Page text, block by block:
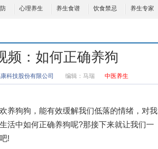
心理养生 养生食谱 饮食禁忌 养生专家
频：如何正确养狗
科技股份有限公司 编辑： 马瑞 中医养生
养狗狗，能有效缓解我们低落的情绪，对我
活中如何正确养狗呢?那接下来就让我们一
!